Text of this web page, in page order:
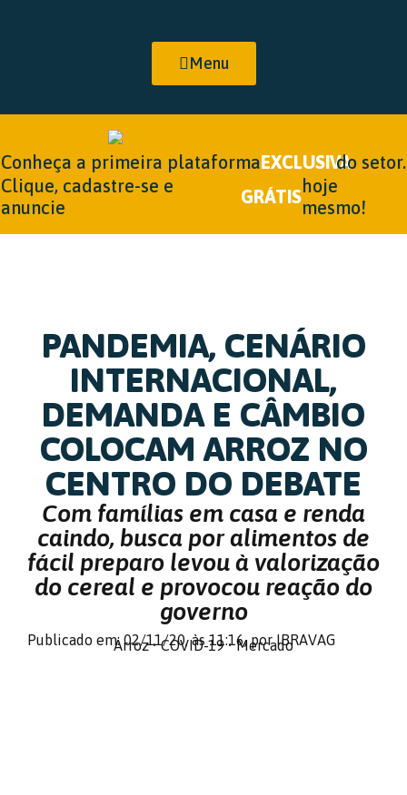
Menu
Conheça a primeira plataformaEXCLUSIVAdo setor.
Clique, cadastre-se e
anuncie
GRÁTIS
hoje
mesmo!
PANDEMIA, CENÁRIO
INTERNACIONAL,
DEMANDA E CÂMBIO
COLOCAM ARROZ NO
CENTRO DO DEBATE
Com famílias em casa e renda
caindo, busca por alimentos de
fácil preparo levou à valorização
do cereal e provocou reação do
governo
Publicado em: 02/11/20,às 11:16,por IBRAVAG
Arroz•COVID-19•Mercado